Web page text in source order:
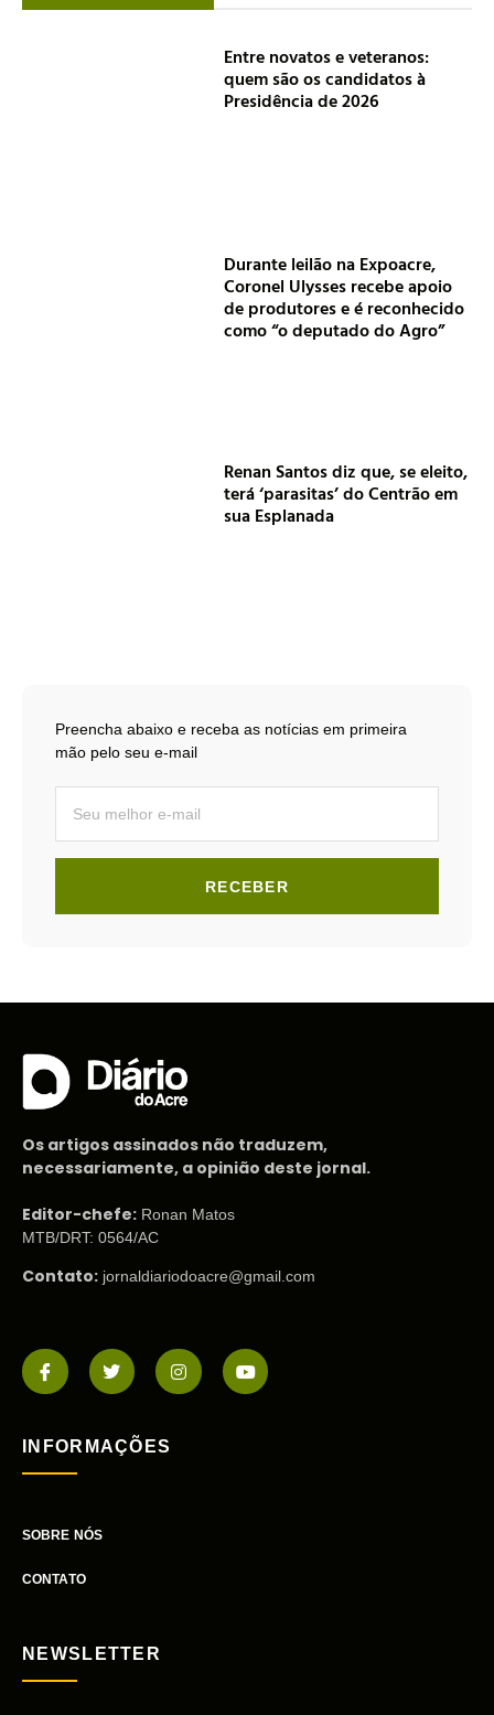
Entre novatos e veteranos:
quem são os candidatos à
Presidência de 2026
Durante leilão na Expoacre,
Coronel Ulysses recebe apoio
de produtores e é reconhecido
como “o deputado do Agro”
Renan Santos diz que, se eleito,
terá ‘parasitas’ do Centrão em
sua Esplanada
Preencha abaixo e receba as notícias em primeira
mão pelo seu e-mail
RECEBER
Os artigos assinados não traduzem,
necessariamente, a opinião deste jornal.
Editor-chefe: Ronan Matos
MTB/DRT: 0564/AC
Contato: jornaldiariodoacre@gmail.com
INFORMAÇÕES
SOBRE NÓS
CONTATO
NEWSLETTER